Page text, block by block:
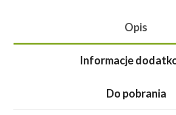
Opis
Informacje
Do pobrania